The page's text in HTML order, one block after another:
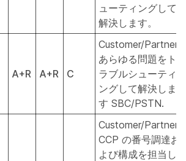
ューティングして
解決します。
A+R A+R C
Customer/Partner
あらゆる問題をト
ラブルシューティ
ングして解決しま
す SBC/PSTN.
Customer/Partner
CCP の番号調達お
よび構成を担当し